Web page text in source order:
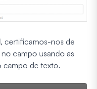
, certificamos-nos de
campo usando as
campo de texto.